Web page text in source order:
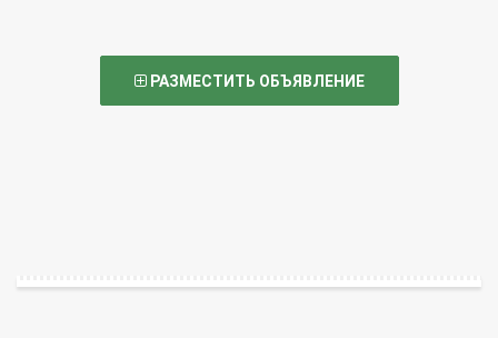
РАЗМЕСТИТЬ ОБЪЯВЛЕНИЕ